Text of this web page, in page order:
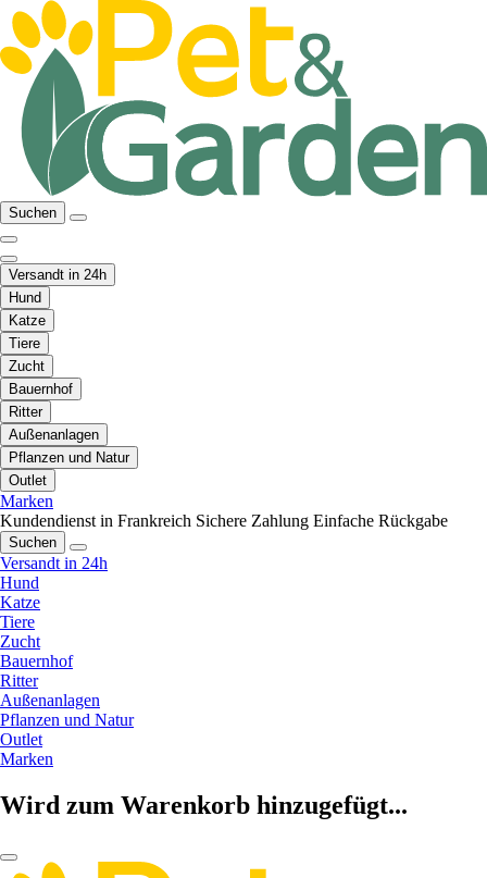
Suchen
Versandt in 24h
Hund
Katze
Tiere
Zucht
Bauernhof
Ritter
Außenanlagen
Pflanzen und Natur
Outlet
Marken
Kundendienst in Frankreich Sichere Zahlung Einfache Rückgabe
Suchen
Versandt in 24h
Hund
Katze
Tiere
Zucht
Bauernhof
Ritter
Außenanlagen
Pflanzen und Natur
Outlet
Marken
Wird zum Warenkorb hinzugefügt...